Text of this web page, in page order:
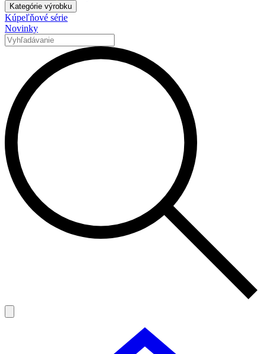
Kategórie výrobku
Kúpeľňové série
Novinky